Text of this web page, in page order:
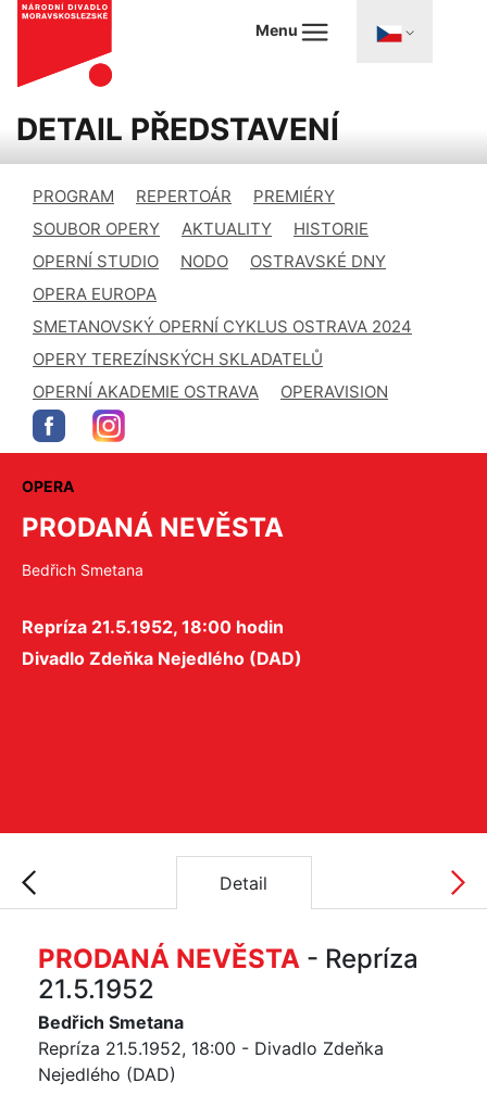
Menu
DETAIL PŘEDSTAVENÍ
PROGRAM REPERTOÁR
PREMIÉRY
SOUBOR OPERY
AKTUALITY
HISTORIE
OPERNÍ STUDIO
NODO
OSTRAVSKÉ DNY
OPERA EUROPA
SMETANOVSKÝ OPERNÍ CYKLUS OSTRAVA 2024
OPERY TEREZÍNSKÝCH SKLADATELŮ
OPERNÍ AKADEMIE OSTRAVA
OPERAVISION
OPERA
PRODANÁ NEVĚSTA
Bedřich Smetana
Repríza 21.5.1952, 18:00 hodin
Divadlo Zdeňka Nejedlého (DAD)
Detail
PRODANÁ NEVĚSTA - Repríza
21.5.1952
Bedřich Smetana
Repríza 21.5.1952, 18:00 - Divadlo Zdeňka
Nejedlého (DAD)